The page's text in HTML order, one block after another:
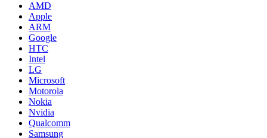
AMD
Apple
ARM
Google
HTC
Intel
LG
Microsoft
Motorola
Nokia
Nvidia
Qualcomm
Samsung